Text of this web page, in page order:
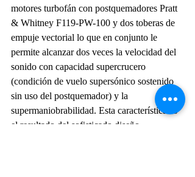
motores turbofán con postquemadores Pratt
& Whitney F119-PW-100 y dos toberas de
empuje vectorial lo que en conjunto le
permite alcanzar dos veces la velocidad del
sonido con capacidad supercrucero
(condición de vuelo supersónico sostenido
sin uso del postquemador) y la
supermaniobrabilidad. Esta característica es
el resultado del sofisticado diseño